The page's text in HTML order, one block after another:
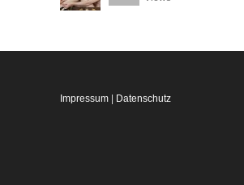
Impressum | Datenschutz